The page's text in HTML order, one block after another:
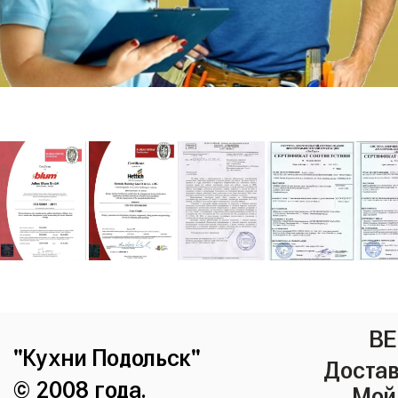
"Кухни Подольск"
© 2008 года.